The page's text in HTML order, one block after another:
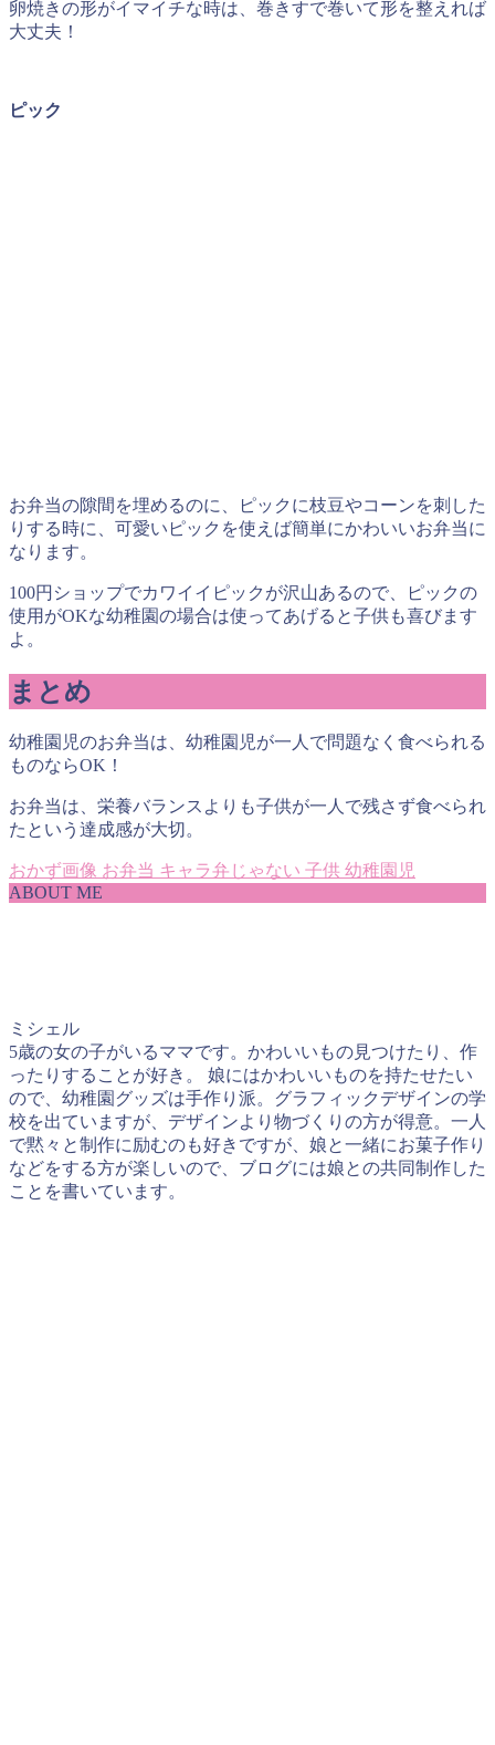
卵焼きの形がイマイチな時は、巻きすで巻いて形を整えれば
大丈夫！
ピック
お弁当の隙間を埋めるのに、ピックに枝豆やコーンを刺した
りする時に、可愛いピックを使えば簡単にかわいいお弁当に
なります。
100円ショップでカワイイピックが沢山あるので、ピックの
使用がOKな幼稚園の場合は使ってあげると子供も喜びます
よ。
まとめ
幼稚園児のお弁当は、幼稚園児が一人で問題なく食べられる
ものならOK！
お弁当は、栄養バランスよりも子供が一人で残さず食べられ
たという達成感が大切。
おかず画像 お弁当 キャラ弁じゃない 子供 幼稚園児
ABOUT ME
ミシェル
5歳の女の子がいるママです。かわいいもの見つけたり、作
ったりすることが好き。 娘にはかわいいものを持たせたい
ので、幼稚園グッズは手作り派。グラフィックデザインの学
校を出ていますが、デザインより物づくりの方が得意。一人
で黙々と制作に励むのも好きですが、娘と一緒にお菓子作り
などをする方が楽しいので、ブログには娘との共同制作した
ことを書いています。